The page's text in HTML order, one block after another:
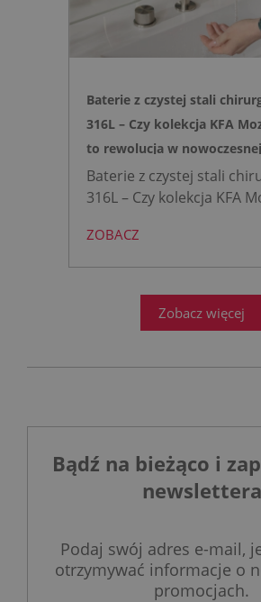
Baterie z czystej stali
316L – Czy kolekcja KFA
to rewolucja w nowoczesnej
łazience?
Baterie z czystej stali
316L – Czy kolekcja KFA
łazience?
projektowanie łazienek
ZOBACZ
Zobacz więcej
Bądź na bieżąco i
newslettera
Podaj swój adres e-mail,
otrzymywać informacje o
promocjach.